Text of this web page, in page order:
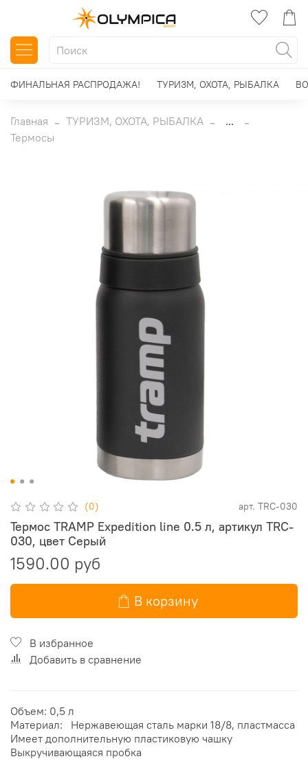
ФИНАЛЬНАЯ РАСПРОДАЖА! ТУРИЗМ, ОХОТА, РЫБАЛКА
Главная ТУРИЗМ, ОХОТА, РЫБАЛКА
...
Термосы
(0) арт. TRC-030
Термос TRAMP Expedition line 0.5 л, артикул TRC-
030, цвет Серый
1590.00 руб
В корзину
В избранное
Добавить в сравнение
Объем: 0,5 л
Материал: Нержавеющая сталь марки 18/8, пластмасса
Имеет дополнительную пластиковую чашку
Выкручивающаяся пробка